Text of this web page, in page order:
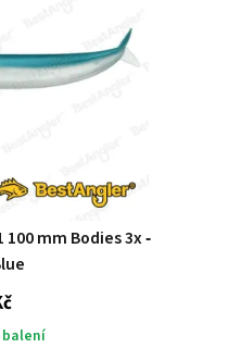
100 mm Bodies 3x ‑